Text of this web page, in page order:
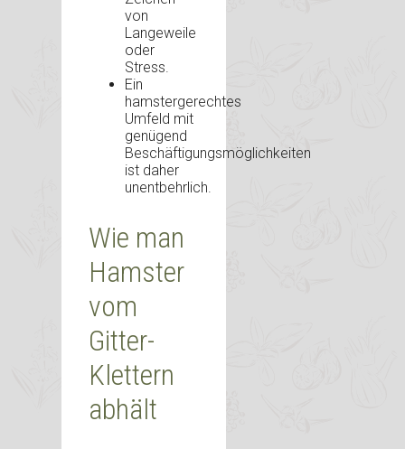
von
Langeweile
oder
Stress.
Ein
hamstergerechtes
Umfeld mit
genügend
Beschäftigungsmöglichkeiten
ist daher
unentbehrlich.
Wie man
Hamster
vom
Gitter-
Klettern
abhält